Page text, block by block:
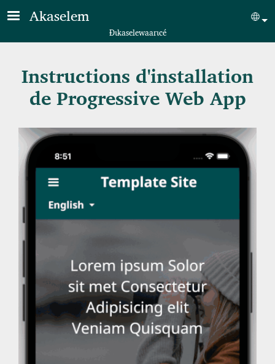
Skip to main content
Akaselem
Ɖɩkaselewaarɩcé
Instructions d'installation
de Progressive Web App